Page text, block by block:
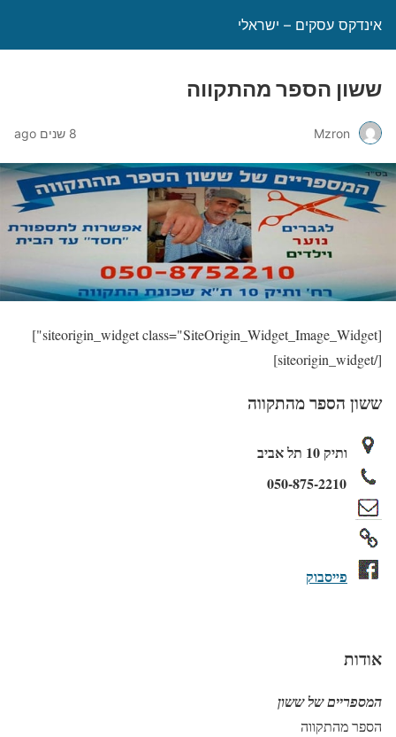
אינדקס עסקים – ישראלי
ששון הספר מהתקווה
Mzron 8 שנים ago
[siteorigin_widget class="SiteOrigin_Widget_Image_Widget"]
[/siteorigin_widget]
ששון הספר מהתקווה
ותיק 10 תל אביב
פייסבוק
אודות
המספריים של ששון
הספר מהתקווה